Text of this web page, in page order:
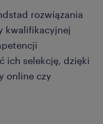
rozwiązania
kwalifikacyjnej
ich selekcję, dzięki
online czy